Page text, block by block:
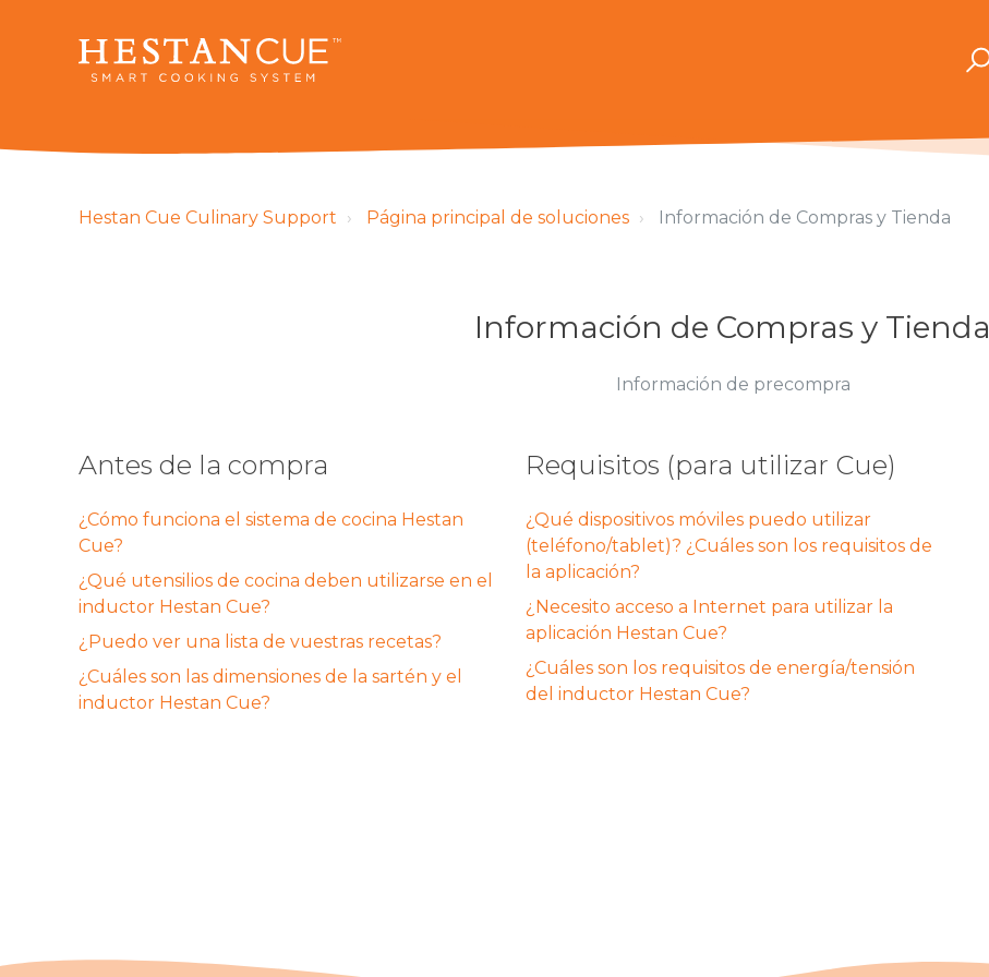
Hestan Cue Culinary Support Página principal de soluciones Información de Compras y Tienda
Información de Compras y Tienda
Información de precompra
Antes de la compra
¿Cómo funciona el sistema de cocina Hestan
Cue?
¿Qué utensilios de cocina deben utilizarse en el
inductor Hestan Cue?
¿Puedo ver una lista de vuestras recetas?
¿Cuáles son las dimensiones de la sartén y el
inductor Hestan Cue?
Requisitos (para utilizar Cue)
¿Qué dispositivos móviles puedo utilizar
(teléfono/tablet)? ¿Cuáles son los requisitos de
la aplicación?
¿Necesito acceso a Internet para utilizar la
aplicación Hestan Cue?
¿Cuáles son los requisitos de energía/tensión
del inductor Hestan Cue?